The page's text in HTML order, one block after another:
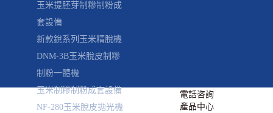
玉米提胚芽制糝制粉成
套設備
新款銳系列玉米精脫機
DNM-3B玉米脫皮制糝
制粉一體機
玉米制糝制粉成套設備
NF-280玉米脫皮拋光機
電話咨詢
產品中心